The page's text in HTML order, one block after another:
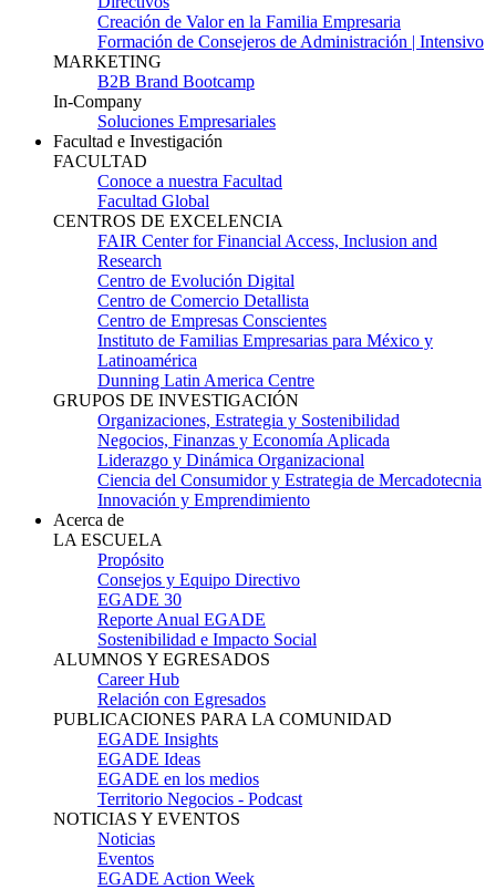
Creación de Valor en la Familia Empresaria
Formación de Consejeros de Administración | Intensivo
MARKETING
B2B Brand Bootcamp
In-Company
Soluciones Empresariales
Facultad e Investigación
FACULTAD
Conoce a nuestra Facultad
Facultad Global
CENTROS DE EXCELENCIA
FAIR Center for Financial Access, Inclusion and
Research
Centro de Evolución Digital
Centro de Comercio Detallista
Centro de Empresas Conscientes
Instituto de Familias Empresarias para México y
Latinoamérica
Dunning Latin America Centre
GRUPOS DE INVESTIGACIÓN
Organizaciones, Estrategia y Sostenibilidad
Negocios, Finanzas y Economía Aplicada
Liderazgo y Dinámica Organizacional
Ciencia del Consumidor y Estrategia de Mercadotecnia
Innovación y Emprendimiento
Acerca de
LA ESCUELA
Propósito
Consejos y Equipo Directivo
EGADE 30
Reporte Anual EGADE
Sostenibilidad e Impacto Social
ALUMNOS Y EGRESADOS
Career Hub
Relación con Egresados
PUBLICACIONES PARA LA COMUNIDAD
EGADE Insights
EGADE Ideas
EGADE en los medios
Territorio Negocios - Podcast
NOTICIAS Y EVENTOS
Noticias
Eventos
EGADE Action Week